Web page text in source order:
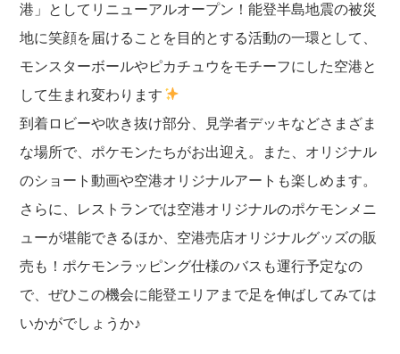
港」としてリニューアルオープン！能登半島地震の被災
地に笑顔を届けることを目的とする活動の一環として、
モンスターボールやピカチュウをモチーフにした空港と
して生まれ変わります
到着ロビーや吹き抜け部分、見学者デッキなどさまざま
な場所で、ポケモンたちがお出迎え。また、オリジナル
のショート動画や空港オリジナルアートも楽しめます。
さらに、レストランでは空港オリジナルのポケモンメニ
ューが堪能できるほか、空港売店オリジナルグッズの販
売も！ポケモンラッピング仕様のバスも運行予定なの
で、ぜひこの機会に能登エリアまで足を伸ばしてみては
いかがでしょうか♪